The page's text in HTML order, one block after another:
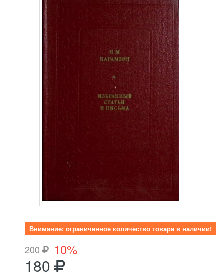
Внимание: ограниченное количество товара в наличии!
200 10%
180